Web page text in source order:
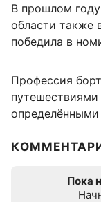
В прошлом
области также
победила в
Профессия
Пока